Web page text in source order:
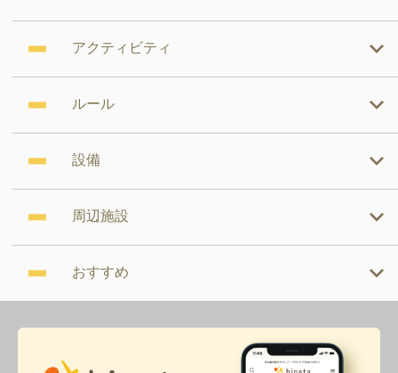
アクティビティ
ルール
設備
周辺施設
おすすめ